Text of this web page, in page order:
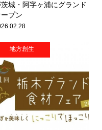
城・阿字ヶ浦にグランド
プン
地方創生